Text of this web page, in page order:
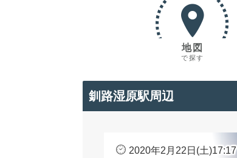
地図
で探す
釧路湿原駅周辺
2020年2月22日(土)17:17